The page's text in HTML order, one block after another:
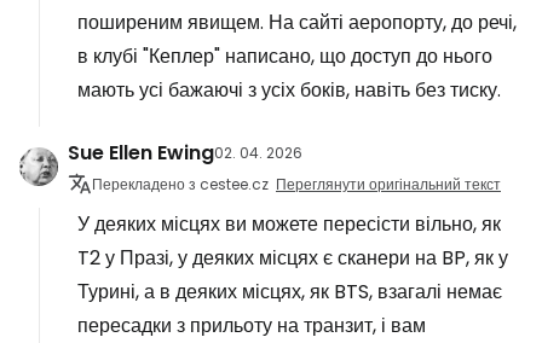
поширеним явищем. На сайті аеропорту, до речі,
в клубі "Кеплер" написано, що доступ до нього
мають усі бажаючі з усіх боків, навіть без тиску.
Sue Ellen Ewing02. 04. 2026
Перекладено з cestee.cz Переглянути оригінальний текст
У деяких місцях ви можете пересісти вільно, як
T2 у Празі, у деяких місцях є сканери на BP, як у
Турині, а в деяких місцях, як BTS, взагалі немає
пересадки з прильоту на транзит, і вам